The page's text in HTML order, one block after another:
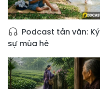
Podcast tản văn: Ký
sự mùa hè